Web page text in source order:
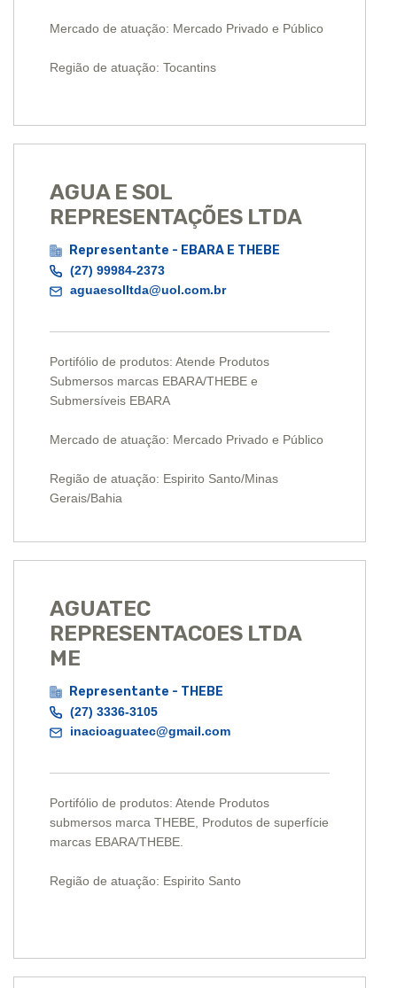
Mercado de atuação: Mercado Privado e Público
Região de atuação: Tocantins
AGUA E SOL
REPRESENTAÇÕES LTDA
Representante - EBARA E THEBE
(27) 99984-2373
aguaesolltda@uol.com.br
Portifólio de produtos: Atende Produtos
Submersos marcas EBARA/THEBE e
Submersíveis EBARA
Mercado de atuação: Mercado Privado e Público
Região de atuação: Espirito Santo/Minas
Gerais/Bahia
AGUATEC
REPRESENTACOES LTDA
ME
Representante - THEBE
(27) 3336-3105
inacioaguatec@gmail.com
Portifólio de produtos: Atende Produtos
submersos marca THEBE, Produtos de superfície
marcas EBARA/THEBE.
Região de atuação: Espirito Santo